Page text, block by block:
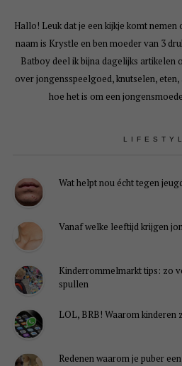
Hallo! Leuk dat je een kijkje komt
naam is Krystle en ben moeder van 3
Batboy deel ik bijna dagelijks artikelen
over jongensspeelgoed, knutselen,
hoe het is om een
Wat helpt nou écht tegen
Vanaf welke leeftijd krijgen
Kinderrommelmarkt tips: zo
spullen
LOL, BRB! Waarom kinderen
Redenen waarom je puber